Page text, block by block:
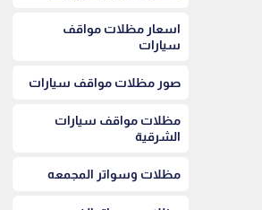
اسعار مظلات مواقف
سيارات
صور مظلات مواقف سيارات
مظلات مواقف سيارات
الشرقية
مظلات وسواتر المجمعه